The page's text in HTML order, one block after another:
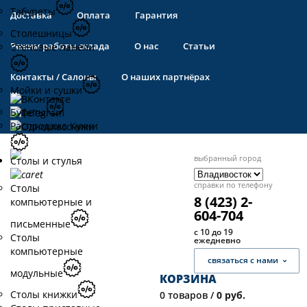
Доставка Оплата Гарантия
Режим работы склада О нас Статьи
Контакты / Салоны О наших партнёрах
выбранный город
справки по телефону
8 (423) 2-
604-704
с 10 до 19
ежедневно
связаться с нами
КОРЗИНА
0 товаров / 0 руб.
Табуреты
Столешницы
Стеновые панели
Мойки и сушки
Буфеты
Распродажа Кухни
Столы и стулья
Столы
компьютерные и
письменные
Столы
компьютерные
модульные
Столы книжки